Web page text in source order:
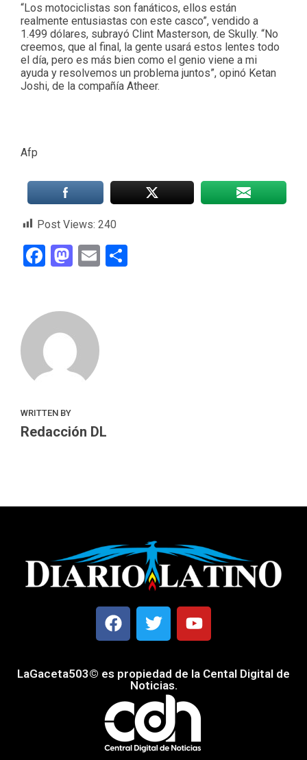
“Los motociclistas son fanáticos, ellos están
realmente entusiastas con este casco”, vendido a
1.499 dólares, subrayó Clint Masterson, de Skully. “No
creemos, que al final, la gente usará estos lentes todo
el día, pero es más bien como el genio viene a mi
ayuda y resolvemos un problema juntos”, opinó Ketan
Joshi, de la compañía Atheer.
Afp
Post Views: 240
Facebook
Mastodon
Email
WRITTEN BY
Redacción DL
LaGaceta503© es propiedad de la Cental Digital de
Noticias.